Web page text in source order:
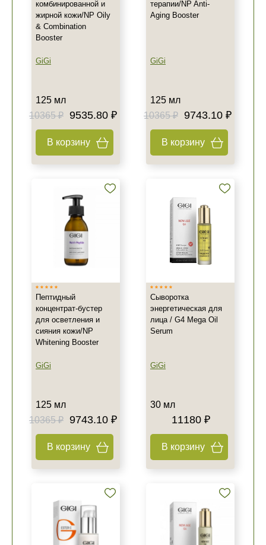
комбинированной и
жирной кожи/NP Oily
& Combination
Booster
GiGi
125 мл
10365 ₽ 9535.80 ₽
В корзину
терапии/NP Anti-
Aging Booster
GiGi
125 мл
10365 ₽ 9743.10 ₽
В корзину
Пептидный
концентрат-бустер
для осветления и
сияния кожи/NP
Whitening Booster
GiGi
125 мл
10365 ₽ 9743.10 ₽
В корзину
Сыворотка
энергетическая для
лица / G4 Mega Oil
Serum
GiGi
30 мл
11180 ₽
В корзину
Не показывать предложение о консультации
+7 (495) 640-58-89
+7 (929) 933-09-89